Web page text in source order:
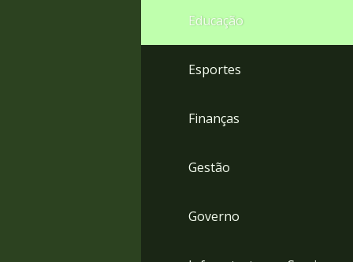
Educação
Esportes
Finanças
Gestão
Governo